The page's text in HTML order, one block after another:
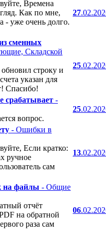
Времена
Как по мне,
- уже очень долго.
27
сменных
Складской
строку и
указан для
Спасибо!
25
срабатывает -
вопрос.
25
- Ошибки в
Если кратко:
ручное
сам
13
на файлы - Общие
отчёт
на обратной
раза сам
06